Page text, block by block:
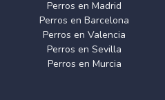
Perros en Madrid
Perros en Barcelona
Perros en Valencia
Perros en Sevilla
Perros en Murcia